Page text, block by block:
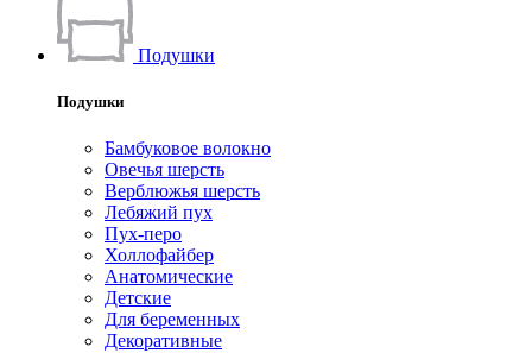
Подушки
Подушки
Бамбуковое волокно
Овечья шерсть
Верблюжья шерсть
Лебяжий пух
Пух-перо
Холлофайбер
Анатомические
Детские
Для беременных
Декоративные